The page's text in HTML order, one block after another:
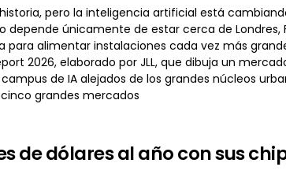
pero la inteligencia artificial está
únicamente de estar cerca de Londres,
alimentar instalaciones cada vez más
2026, elaborado por JLL, que dibuja un
de IA alejados de los grandes núcleos
grandes mercados
de dólares al año con sus